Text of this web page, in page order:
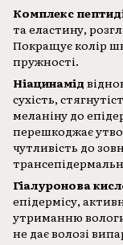
Комплекс
та еластину,
Покращує колір
пружності.
Ніацинамід
сухість,
меланіну до
перешкоджає
чутливість до
Гіалуронова
епідермісу,
утриманню
не дає волозі